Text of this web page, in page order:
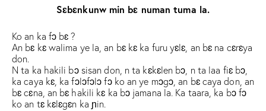
Sɛbɛnkunw min bɛ numan tuma la.
Ko an ka fɔ bɛ ?
An bɛ kɛ walima ye la, an bɛ kɛ ka furu yɛlɛ, an bɛ na cɛrɛya
don.
N ta ka hakili bɔ sisan don, n ta kɛkɛlen bɔ, n ta laa fiɛ bɔ,
ka caya kɛ, ka fɔlɔfɔlɔ fɔ ko an ye mɔgɔ, an bɛ caya don, an
bɛ cɛna, an bɛ hakili kɛ ka bɔ jamana la. Ka taara, ka bɔ fɔ
ko an tɛ kɛlɛgɛn ka ɲin.